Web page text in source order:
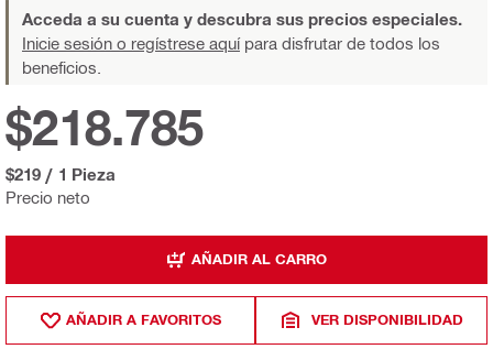
Acceda a su cuenta y descubra sus precios especiales.
Inicie sesión o regístrese aquípara disfrutar de todos los
beneficios.
Precio neto
$218.785
$219 / 1 Pieza
AÑADIR AL CARRO
AÑADIR A FAVORITOS VER DISPONIBILIDAD